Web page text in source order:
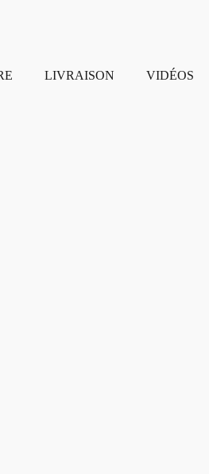
LIVRAISON VIDÉOS